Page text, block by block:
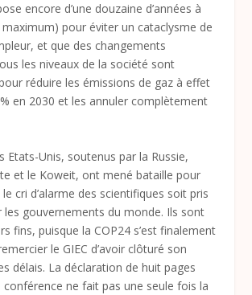
encore d’une douzaine d’années à
maximum) pour éviter un cataclysme de
et que des changements
les niveaux de la société sont
réduire les émissions de gaz à effet
en 2030 et les annuler complètement
Etats-Unis, soutenus par la Russie,
et le Koweit, ont mené bataille pour
cri d’alarme des scientifiques soit pris
les gouvernements du monde. Ils sont
fins, puisque la COP24 s’est finalement
le GIEC d’avoir clôturé son
délais. La déclaration de huit pages
ne fait pas une seule fois la